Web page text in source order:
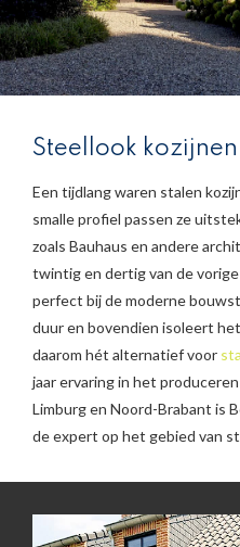
Steellook kozijnen
Een tijdlang waren stalen
smalle profiel passen ze
zoals Bauhaus en andere
twintig en dertig van de
perfect bij de moderne
duur en bovendien isoleert
daarom hét alternatief voor
jaar ervaring in het
Limburg en Noord-Brabant is
de expert op het gebied van